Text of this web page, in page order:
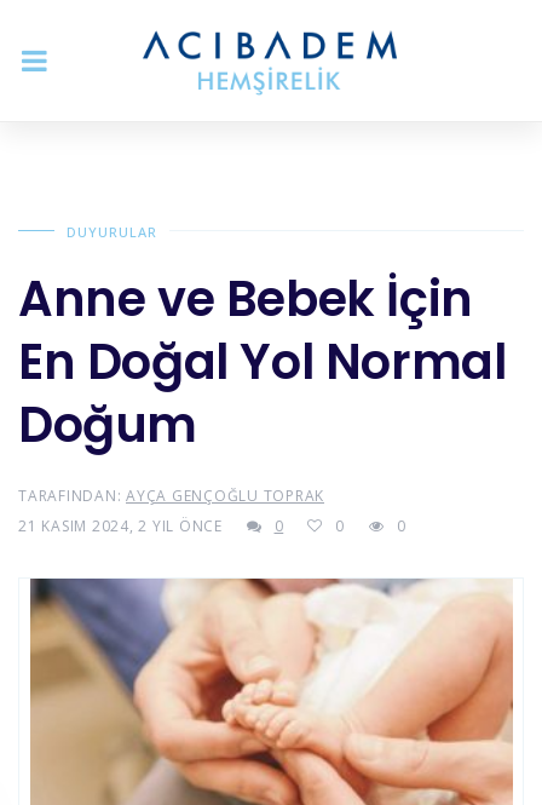
DUYURULAR
Anne ve Bebek İçin
En Doğal Yol Normal
Doğum
TARAFINDAN: AYÇA GENÇOĞLU TOPRAK
21 KASIM 2024, 2 YIL ÖNCE
0 0 0